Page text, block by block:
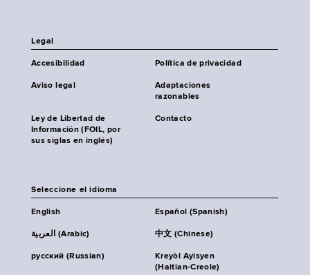
Legal
Accesibilidad Política de privacidad
Aviso legal
Adaptaciones
razonables
Ley de Libertad de
Información (FOIL, por
sus siglas en inglés)
Contacto
Seleccione el idioma
English Español (Spanish)
العربية (Arabic) 中文 (Chinese)
русский (Russian)
Kreyòl Ayisyen
(Haitian-Creole)